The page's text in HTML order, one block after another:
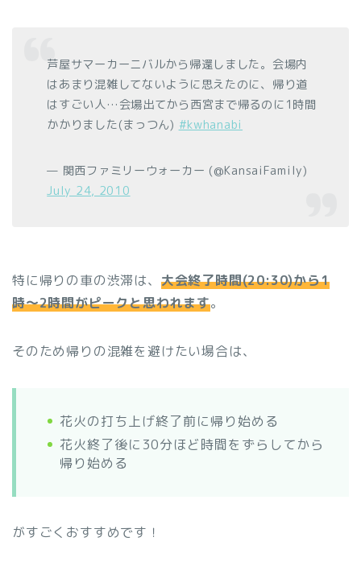
芦屋サマーカーニバルから帰還しました。会場内
はあまり混雑してないように思えたのに、帰り道
はすごい人…会場出てから西宮まで帰るのに1時間
かかりました(まっつん) #kwhanabi
— 関西ファミリーウォーカー (@KansaiFamily)
July 24, 2010
特に帰りの車の渋滞は、 大会終了時間(20:30)から1
時〜2時間がピークと思われます。
そのため帰りの混雑を避けたい場合は、
花火の打ち上げ終了前に帰り始める
花火終了後に30分ほど時間をずらしてから
帰り始める
がすごくおすすめです！